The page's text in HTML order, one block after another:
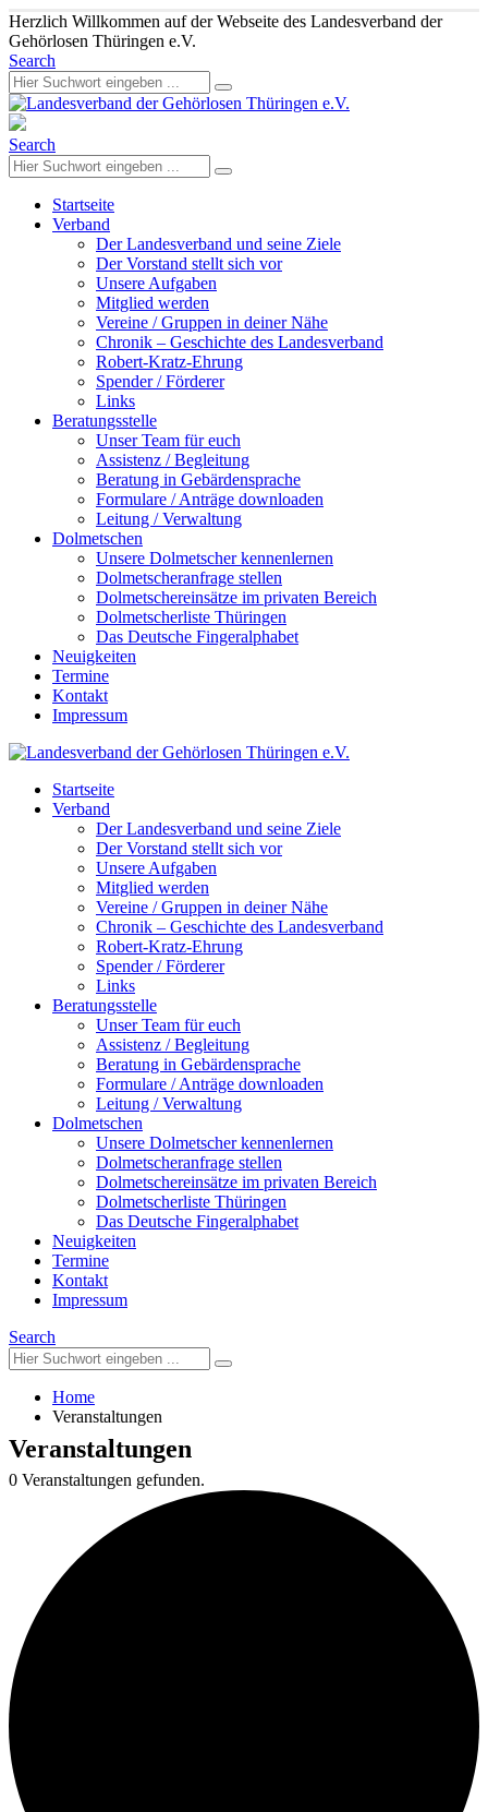
Herzlich Willkommen auf der Webseite des Landesverband der
Gehörlosen Thüringen e.V.
Search
Search
Startseite
Verband
Der Landesverband und seine Ziele
Der Vorstand stellt sich vor
Unsere Aufgaben
Mitglied werden
Vereine / Gruppen in deiner Nähe
Chronik – Geschichte des Landesverband
Robert-Kratz-Ehrung
Spender / Förderer
Links
Beratungsstelle
Unser Team für euch
Assistenz / Begleitung
Beratung in Gebärdensprache
Formulare / Anträge downloaden
Leitung / Verwaltung
Dolmetschen
Unsere Dolmetscher kennenlernen
Dolmetscheranfrage stellen
Dolmetschereinsätze im privaten Bereich
Dolmetscherliste Thüringen
Das Deutsche Fingeralphabet
Neuigkeiten
Termine
Kontakt
Impressum
Startseite
Verband
Der Landesverband und seine Ziele
Der Vorstand stellt sich vor
Unsere Aufgaben
Mitglied werden
Vereine / Gruppen in deiner Nähe
Chronik – Geschichte des Landesverband
Robert-Kratz-Ehrung
Spender / Förderer
Links
Beratungsstelle
Unser Team für euch
Assistenz / Begleitung
Beratung in Gebärdensprache
Formulare / Anträge downloaden
Leitung / Verwaltung
Dolmetschen
Unsere Dolmetscher kennenlernen
Dolmetscheranfrage stellen
Dolmetschereinsätze im privaten Bereich
Dolmetscherliste Thüringen
Das Deutsche Fingeralphabet
Neuigkeiten
Termine
Kontakt
Impressum
Search
Home
Veranstaltungen
Veranstaltungen
0 Veranstaltungen gefunden.